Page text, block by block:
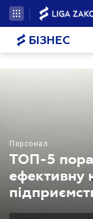
БІЗНЕС
Персонал
ТОП-5
ефективну